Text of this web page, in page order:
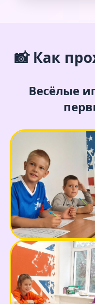
📸 Как
Весёлые